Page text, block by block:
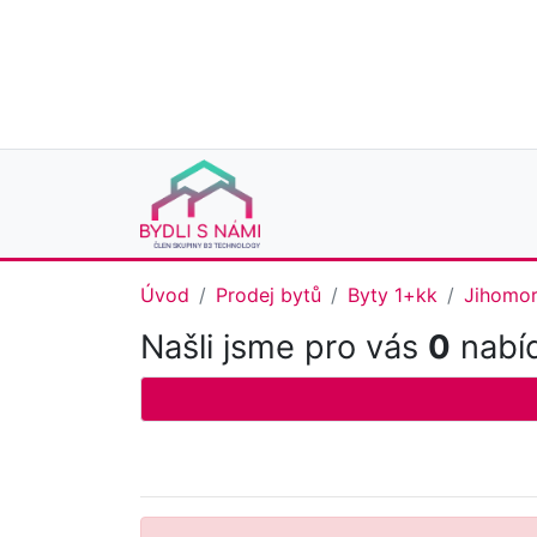
Úvod Prodej bytů Byty 1+kk
Našli jsme pro vás 0